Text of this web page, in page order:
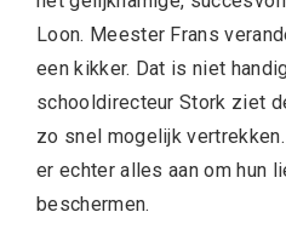
Loon. Meester Frans
een kikker. Dat is niet
schooldirecteur Stork ziet
zo snel mogelijk
er echter alles aan om hun
beschermen.